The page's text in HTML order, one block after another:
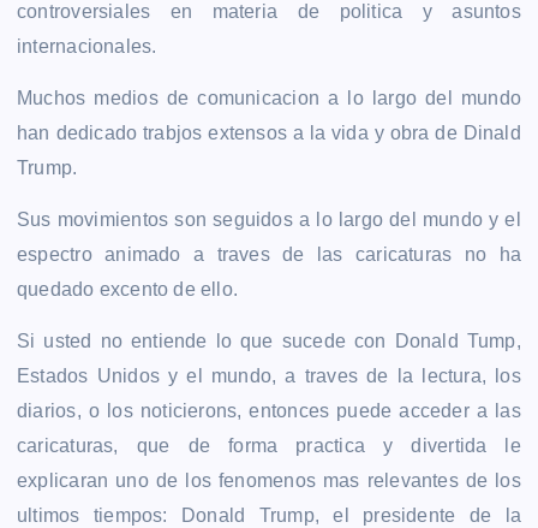
controversiales en materia de politica y asuntos
internacionales.
Muchos medios de comunicacion a lo largo del mundo
han dedicado trabjos extensos a la vida y obra de Dinald
Trump.
Sus movimientos son seguidos a lo largo del mundo y el
espectro animado a traves de las caricaturas no ha
quedado excento de ello.
Si usted no entiende lo que sucede con Donald Tump,
Estados Unidos y el mundo, a traves de la lectura, los
diarios, o los noticierons, entonces puede acceder a las
caricaturas, que de forma practica y divertida le
explicaran uno de los fenomenos mas relevantes de los
ultimos tiempos: Donald Trump, el presidente de la